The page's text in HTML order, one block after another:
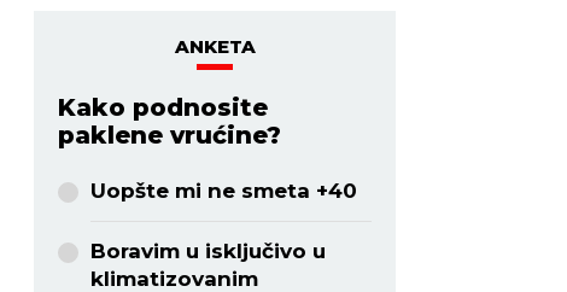
ANKETA
Kako podnosite
paklene vrućine?
Uopšte mi ne smeta +40
Boravim u isključivo u
klimatizovanim